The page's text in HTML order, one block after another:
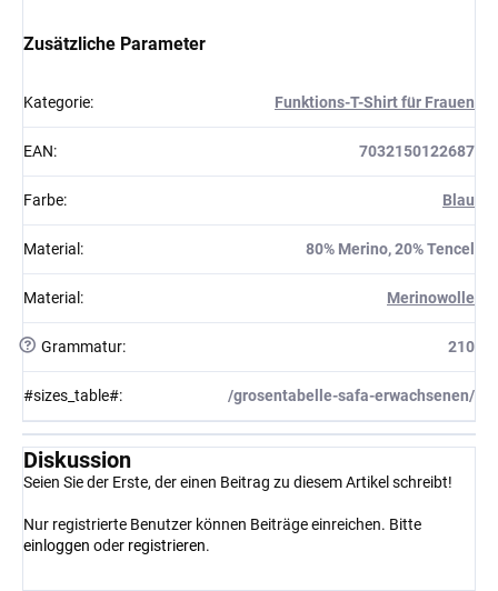
Zusätzliche Parameter
Kategorie: Funktions-T-Shirt für Frauen
EAN: 7032150122687
Farbe: Blau
Material : 80% Merino, 20% Tencel
Material : Merinowolle
? Grammatur: 210
#sizes_table#: /grosentabelle-safa-erwachsenen/
Diskussion
Seien Sie der Erste, der einen Beitrag zu diesem Artikel schreibt!
Nur registrierte Benutzer können Beiträge einreichen. Bitte
einloggen oder registrieren.